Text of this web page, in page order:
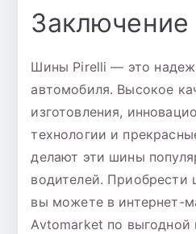
Заключение
Шины Pirelli — это
автомобиля. Высокое
изготовления,
технологии и
делают эти шины
водителей. Приобрести
вы можете в интернет-
Avtomarket по выгодной